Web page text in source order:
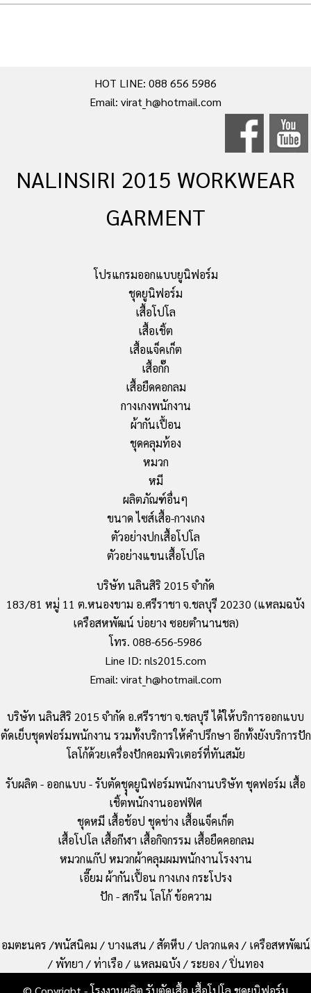
HOT LINE: 088 656 5986
Email: virat_h@hotmail.com
NALINSIRI 2015 WORKWEAR
GARMENT
โปรแกรมออกแบบยูนิฟอร์ม
ชุดยูนิฟอร์ม
เสื้อโปโล
เสื้อเชิ้ต
เสื้อแจ็คเก็ต
เสื้อกั๊ก
เสื้อยืดคอกลม
กางเกงพนักงาน
ผ้ากันเปื้อน
ชุดคลุมท้อง
หมวก
หมี
ผลิตภัณฑ์อื่นๆ
ขนาด ไซส์เสื้อ-กางเกง
ตัวอย่างปกเสื้อโปโล
ตัวอย่างแขนเสื้อโปโล
บริษัท นลินสิริ 2015 จำกัด
183/81 หมู่ 11 ต.หนองขาม อ.ศรีราชา จ.ชลบุรี 20230 (แหลมฉบัง
เครือสหพัฒน์ บ่อยาง ซอยตำนานชล)
โทร. 088-656-5986
Line ID: nls2015.com
Email: virat_h@hotmail.com
บริษัท นลินสิริ 2015 จำกัด อ.ศรีราชา จ.ชลบุรี ได้ให้บริการออกแบบ
ตัดเย็บชุดฟอร์มพนักงาน รวมทั้งบริการให้คำปรึกษา อีกทั้งยังบริการปัก
โลโก้ด้วยเครื่องปักคอมพิวเตอร์ที่ทันสมัย
รับผลิต - ออกแบบ - รับตัดชุุดยูนิฟอร์มพนักงานบริษัท ชุดฟอร์ม เสื้อ
เชิ้ตพนักงานออฟฟิศ
ชุดหมี เสื้อช้อป ชุดช่าง เสื้อแจ็คเก็ต
เสื้อโปโล เสื้อกีฬา เสื้อกิจกรรม เสื้อยืดคอกลม
หมวกแก๊ป หมวกผ้าคลุมผมพนักงานโรงงาน
เอี๊ยม ผ้ากันเปื้อน กางเกง กระโปรง
ปัก - สกรีน โลโก้ ข้อความ
อมตะนคร /พนัสนิคม / บางแสน / สัตหีบ / ปลวกแดง / เครือสหพัฒน์
/ พัทยา / ท่าเรือ / แหลมฉบัง / ระยอง / ปิ่นทอง